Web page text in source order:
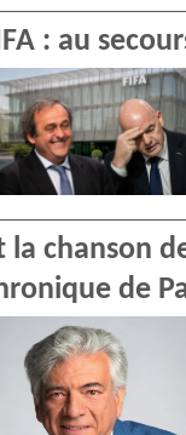
: au
la chanson
de